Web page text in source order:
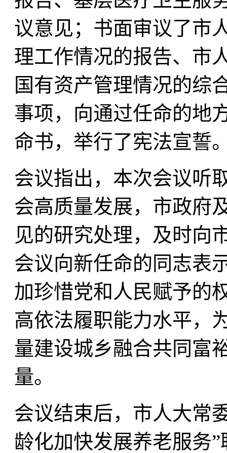
议意见；书面审议了市
理工作情况的报告、市
国有资产管理情况的综
事项，向通过任命的地
命书，举行了宪法宣誓
会议指出，本次会议听
会高质量发展，市政府
见的研究处理，及时向
会议向新任命的同志表
加珍惜党和人民赋予的
高依法履职能力水平，
量建设城乡融合共同富
量。
会议结束后，市人大常
龄化加快发展养老服务